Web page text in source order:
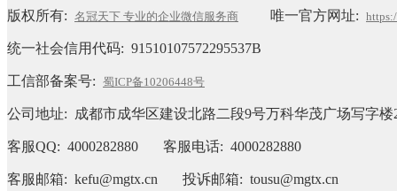
版权所有: 名冠天下 专业的企业微信服务商 唯一官方网址:
统一社会信用代码: 91510107572295537B
工信部备案号: 蜀ICP备10206448号
公司地址: 成都市成华区建设北路二段9号万科华茂广场写字楼
客服QQ: 4000282880 客服电话: 4000282880
客服邮箱: kefu@mgtx.cn 投诉邮箱: tousu@mgtx.cn